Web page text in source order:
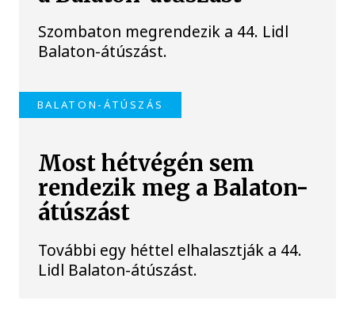
Szombaton megrendezik a 44. Lidl
Balaton-átúszást.
BALATON-ÁTÚSZÁS
Most hétvégén sem
rendezik meg a Balaton-
átúszást
További egy héttel elhalasztják a 44.
Lidl Balaton-átúszást.